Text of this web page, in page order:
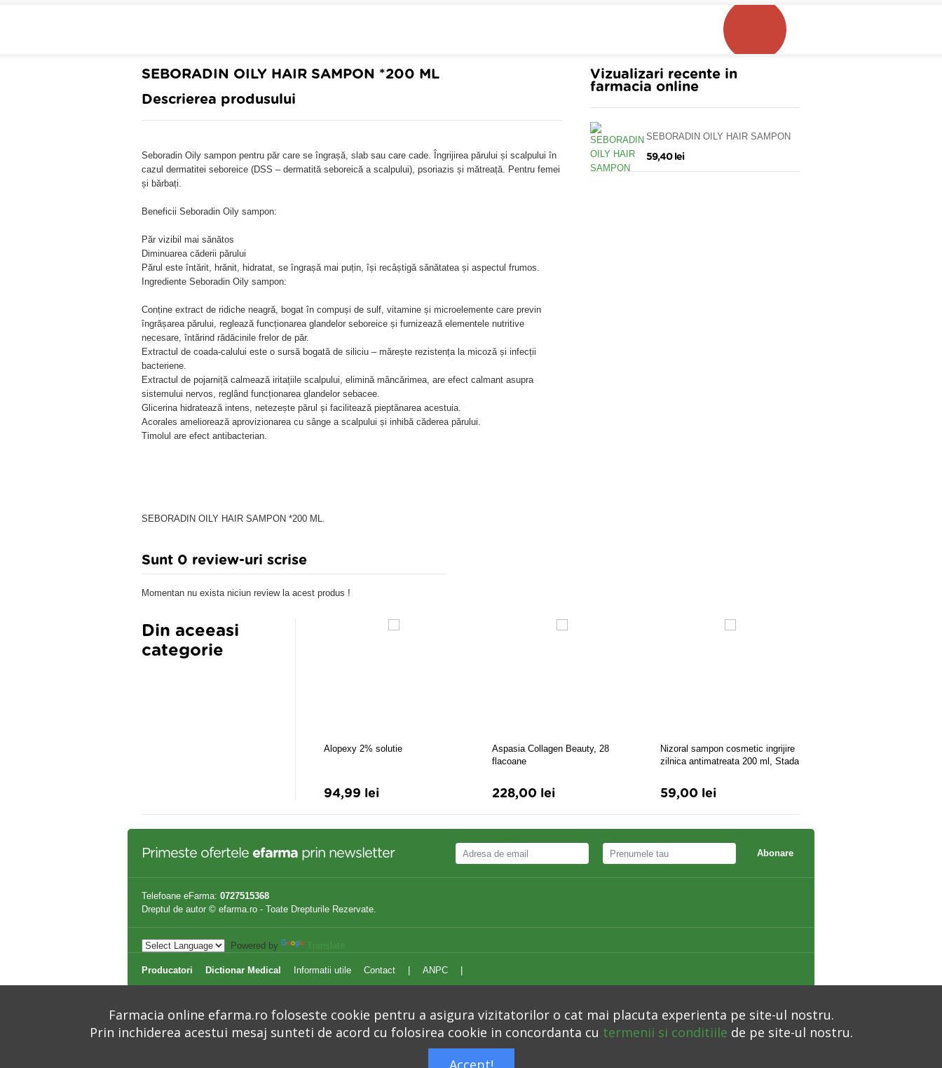
SEBORADIN OILY HAIR SAMPON *200 ML
Descrierea produsului
Seboradin Oily sampon pentru păr care se îngrașă, slab sau care cade. Îngrijirea părului și scalpului în
cazul dermatitei seboreice (DSS – dermatită seboreică a scalpului), psoriazis și mătreață. Pentru femei
și bărbați.
Beneficii Seboradin Oily sampon:
Păr vizibil mai sănătos
Diminuarea căderii părului
Părul este întărit, hrănit, hidratat, se îngrașă mai puțin, își recâștigă sănătatea și aspectul frumos.
Ingrediente Seboradin Oily sampon:
Conține extract de ridiche neagră, bogat în compuși de sulf, vitamine și microelemente care previn
îngrășarea părului, reglează funcționarea glandelor seboreice și furnizează elementele nutritive
necesare, întărind rădăcinile frelor de păr.
Extractul de coada-calului este o sursă bogată de siliciu – mărește rezistența la micoză și infecții
bacteriene.
Extractul de pojarniță calmează iritațiile scalpului, elimină mâncărimea, are efect calmant asupra
sistemului nervos, reglând funcționarea glandelor sebacee.
Glicerina hidratează intens, netezește părul și facilitează pieptănarea acestuia.
Acorales ameliorează aprovizionarea cu sânge a scalpului și inhibă căderea părului.
Timolul are efect antibacterian.
SEBORADIN OILY HAIR SAMPON *200 ML.
Sunt 0 review-uri scrise
Momentan nu exista niciun review la acest produs !
Vizualizari recente in
farmacia online
SEBORADIN OILY HAIR SAMPON
59,40 lei
Din aceeasi
categorie
Alopexy 2% solutie
94,99 lei
Aspasia Collagen Beauty, 28
flacoane
228,00 lei
Nizoral sampon cosmetic ingrijire
zilnica antimatreata 200 ml, Stada
59,00 lei
Primeste ofertele efarma prin newsletter Abonare
Telefoane eFarma: 0727515368
Dreptul de autor © efarma.ro - Toate Drepturile Rezervate.
Powered by
Producatori Dictionar Medical Informatii utile Contact ANPC
Autoritatea Nationala pentru Protectia Consumatorilor –
Farmacia online efarma.ro foloseste cookie pentru a asigura vizitatorilor o cat mai placuta experienta pe site-ul nostru.
Prin inchiderea acestui mesaj sunteti de acord cu folosirea cookie in concordanta cu termenii si conditiile de pe site-ul nostru.
Accept!